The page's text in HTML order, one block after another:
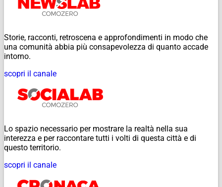
Storie, racconti, retroscena e approfondimenti in modo che
una comunità abbia più consapevolezza di quanto accade
intorno.
scopri il canale
Lo spazio necessario per mostrare la realtà nella sua
interezza e per raccontare tutti i volti di questa città e di
questo territorio.
scopri il canale